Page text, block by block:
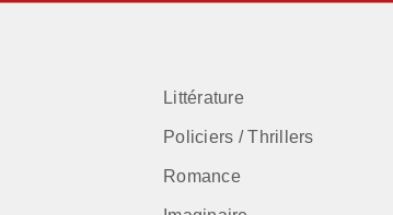
Littérature
Policiers / Thrillers
Romance